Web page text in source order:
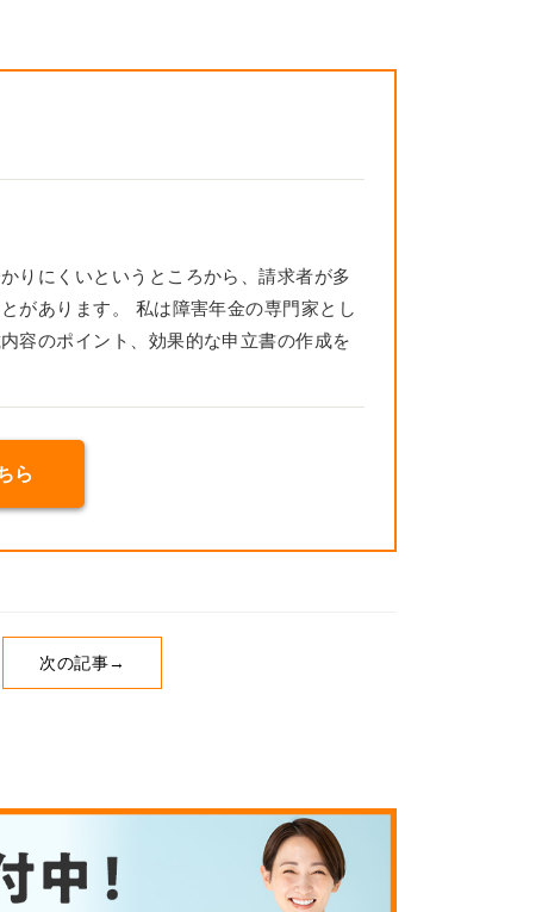
りにくいというところから、請求者が多
があります。 私は障害年金の専門家とし
容のポイント、効果的な申立書の作成を
ら
次の記事→